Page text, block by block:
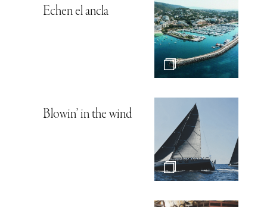
Echen el ancla
Blowin’ in the wind